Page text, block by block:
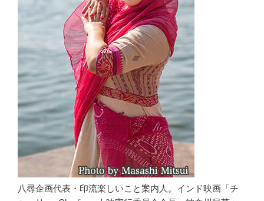
八尋企画代表・印流楽しいこと案内人。インド映画「チ